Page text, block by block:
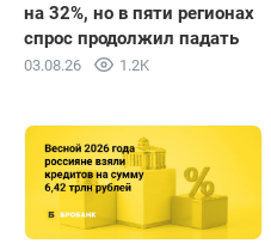
на 32%, но в пяти регионах
спрос продолжил падать
03.08.26 1.2K